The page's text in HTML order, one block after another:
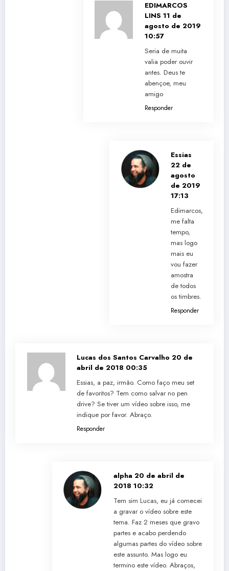
EDIMARCOS
LINS 11 de
agosto de 2019
10:57
Seria de muita
valia poder ouvir
antes. Deus te
abençoe, meu
amigo
Responder
Essias
22 de
agosto
de 2019
17:13
Edimarcos,
me falta
tempo,
mas logo
mais eu
vou fazer
amostra
de todos
os timbres.
Responder
Lucas dos Santos Carvalho 20 de
abril de 2018 00:35
Essias, a paz, irmão. Como faço meu set
de favoritos? Tem como salvar no pen
drive? Se tiver um vídeo sobre isso, me
indique por favor. Abraço.
Responder
alpha 20 de abril de
2018 10:32
Tem sim Lucas, eu já comecei
a gravar o vídeo sobre este
tema. Faz 2 meses que gravo
partes e acabo perdendo
algumas partes do vídeo sobre
este assunto. Mas logo eu
termino este vídeo. Abraços,